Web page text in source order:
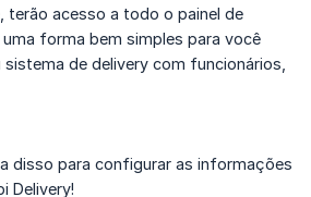
terão acesso a todo o painel de
forma bem simples para você
de delivery com funcionários,
disso para configurar as informações
Delivery!